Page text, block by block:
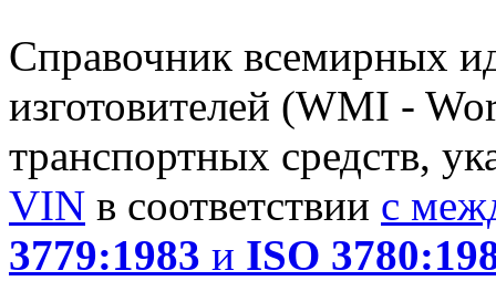
Справочник всемирных
изготовителей (WMI -
транспортных средств,
VIN в соответствии с
3779:1983 и ISO